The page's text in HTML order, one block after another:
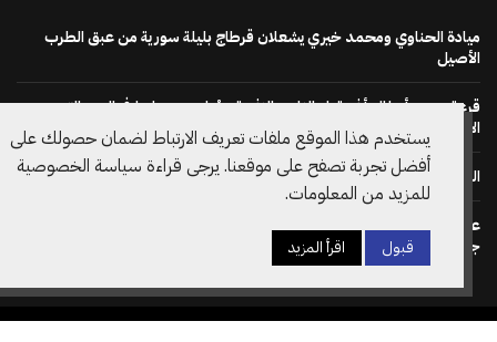
ميادة الحناوي ومحمد خيري يشعلان قرطاج بليلة سورية من عبق الطرب
الأصيل
قرعة دوري أبطال أفريقيا : النادي الإفريقي يُواجه دجوليبا في الدور التمهيدي
الأوّل
الجمهور يصنع الحدث في إفتتاح مهرجان بو مخلوف 50
على خطى نظيره الويلزي: الاتحاد الانقليزي لكرة القدم يسحب دعم ترشح
جياني انفانتينو لرئاسة الفيفا مجددا
يستخدم هذا الموقع ملفات تعريف الارتباط لضمان حصولك على
أفضل تجربة تصفح على موقعنا. يرجى قراءة سياسة الخصوصية
للمزيد من المعلومات.
قبول اقرأ المزيد